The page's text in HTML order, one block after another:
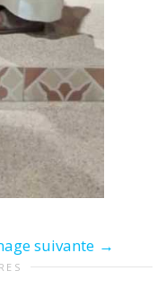
suivante